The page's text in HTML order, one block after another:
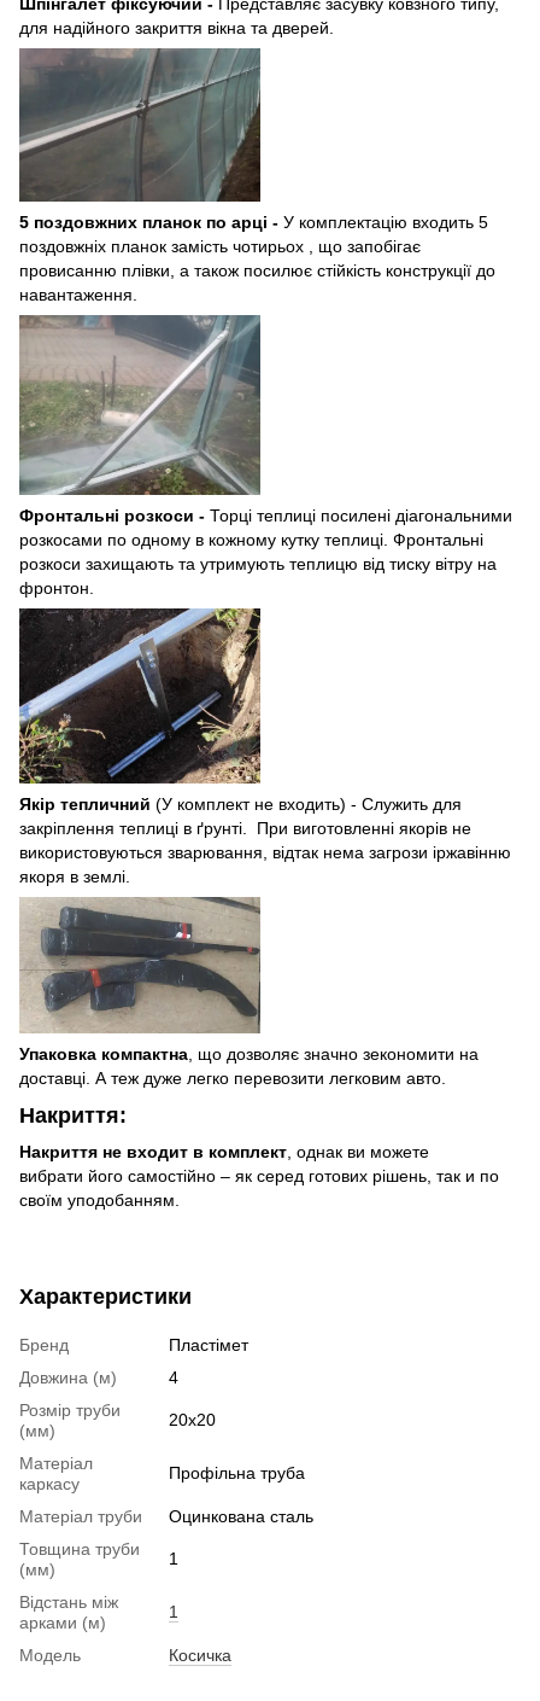
Шпінгалет фіксуючий -
Представляє засувку ковзного типу,
для надійного закриття вікна та дверей.
5 поздовжних планок по арці - У комплектацію входить 5
поздовжніх планок замість чотирьох , що запобігає
провисанню плівки, а також посилює стійкість конструкції до
навантаження.
Фронтальні розкоси - Торці теплиці посилені діагональними
розкосами по одному в кожному кутку теплиці. Фронтальні
розкоси захищають та утримують теплицю від тиску вітру на
фронтон.
Якір тепличний (У комплект не входить) - Служить для
закріплення теплиці в ґрунті. При виготовленні якорів не
використовуються зварювання, відтак нема загрози іржавінню
якоря в землі.
Упаковка компактна , що дозволяє значно зекономити на
доставці. А теж дуже легко перевозити легковим авто.
Накриття:
Накриття не входит в комплект , однак ви можете
вибрати його самостійно – як серед готових рішень, так и по
своїм уподобанням.
Характеристики
Бренд
Пластімет
Довжина (м)
4
Розмір труби
(мм)
20x20
Матеріал
каркасу
Профільна труба
Матеріал труби
Оцинкована сталь
Товщина труби
(мм)
1
Відстань між
арками (м)
1
Модель Косичка